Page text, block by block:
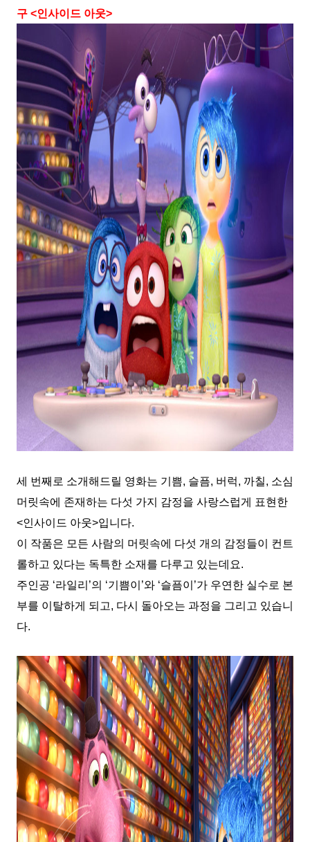
구 <인사이드 아웃>
세 번째로 소개해드릴 영화는 기쁨, 슬픔, 버럭, 까칠, 소심
머릿속에 존재하는 다섯 가지 감정을 사랑스럽게 표현한
<인사이드 아웃>입니다.
이 작품은 모든 사람의 머릿속에 다섯 개의 감정들이 컨트
롤하고 있다는 독특한 소재를 다루고 있는데요.
주인공 ‘라일리’의 ‘기쁨이’와 ‘슬픔이’가 우연한 실수로 본
부를 이탈하게 되고, 다시 돌아오는 과정을 그리고 있습니
다.